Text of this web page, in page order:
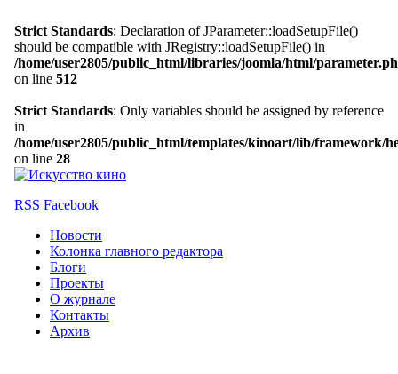
Strict Standards: Declaration of JParameter::loadSetupFile()
should be compatible with JRegistry::loadSetupFile() in
/home/user2805/public_html/libraries/joomla/html/
on line 512
Strict Standards: Only variables should be assigned by reference
in
/home/user2805/public_html/templates/kinoart/lib/framework/
on line 28
RSS Facebook
Новости
Колонка главного редактора
Блоги
Проекты
О журнале
Контакты
Архив